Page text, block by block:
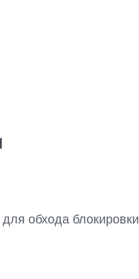
обхода блокировки